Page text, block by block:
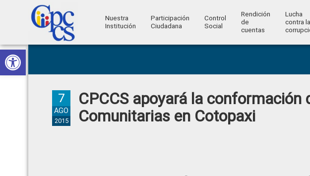
Abrir barra de herramientas
Skip
to
primary
Skip
to
main
Skip
to
primary
Skip
to
footer
Ciudadana
Control
Ciudadano
Nuestra
Institución
Participación
Ciudadana
Control
Social
Rendición
de
cuentas
Lucha
contra la
CPCCS apoyará la conformación
Comunitarias en Cotopaxi
7
AGO
2015